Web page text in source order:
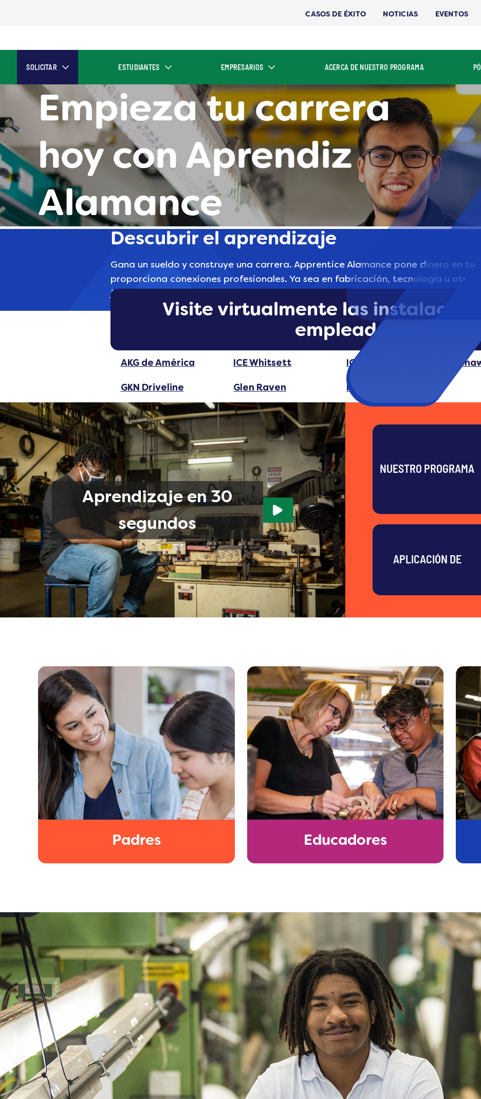
CASOS DE ÉXITO NOTICIAS EVENTOS
SOLICITAR ESTUDIANTES EMPRESARIOS ACERCA DE NUESTRO PROGRAMA
Empieza tu carrera
hoy con Aprendiz
Alamance
Descubrir el aprendizaje
Gana un sueldo y construye una carrera. Apprentice Alamance pone dinero en tu
proporciona conexiones profesionales. Ya sea en fabricación, tecnología u otro
junto a profesionales y aprenderás haciendo.
Visite virtualmente las
empleador
AKG de América ICE Whitsett ICE Elon
GKN Driveline
Glen Raven Indulor
Aprendizaje en 30
segundos
NUESTRO PROGRAMA
APLICACIÓN DE
Padres Educadores